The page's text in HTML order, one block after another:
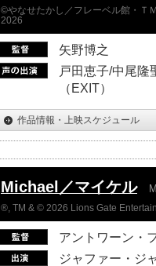
©やなせたかし／フレーベル館・Ｔ
2026
矢野博之
戸田恵子/中尾隆
（EXIT）
作品情報・上映スケジュール
Michael／マイケル
®, TM & © 2026 Lions Gate
アントワーン・
ジャファー・ジ